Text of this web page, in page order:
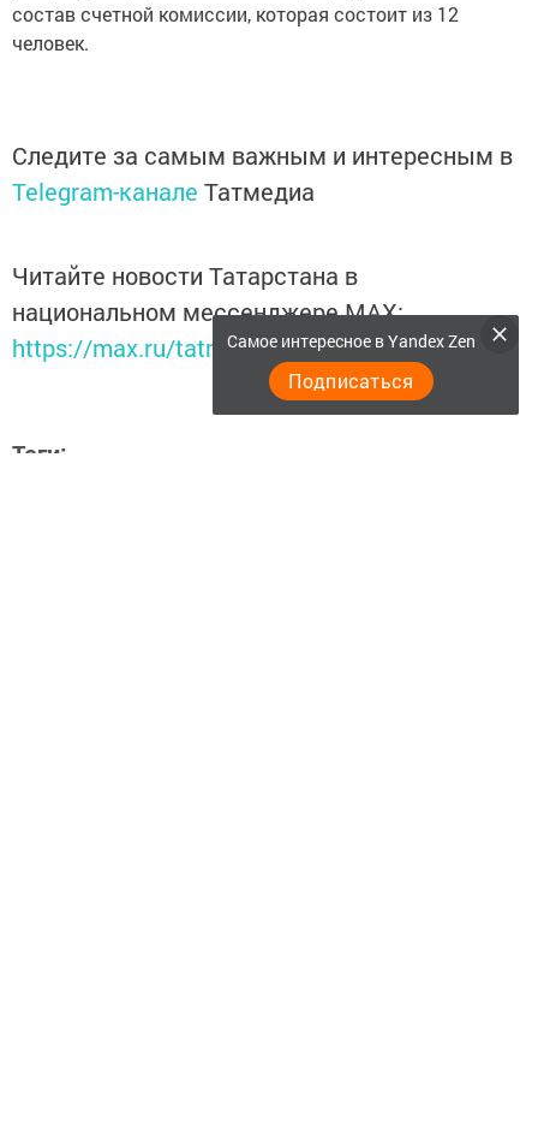
состав счетной комиссии, которая состоит из 12
человек.
Следите за самым важным и интересным в
Telegram-канале Татмедиа
Читайте новости Татарстана в
национальном мессенджере MАХ:
https://max.ru/tatmedia
Теги:
Самое интересное в Yandex Zen
Подписаться